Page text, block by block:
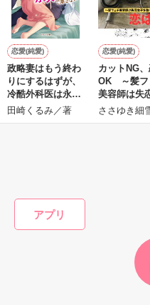
アプリ
作
シゴデキで冷徹な上司が見
て……🐥💓🦅
※表紙も作中使用の画像も全
※執筆期間2026.6.3〜7.20
※他サイトさんにて恋愛トレ
で頂けると嬉しいです。
恋愛(純愛)
政略妻はもう終わ
りにするはずが、
冷酷外科医は永久
溺愛で離さない
田崎くるみ／著
恋愛(純愛)
カットNG
OK ～髪フ
美容師は失
を放ってお
ささゆき細